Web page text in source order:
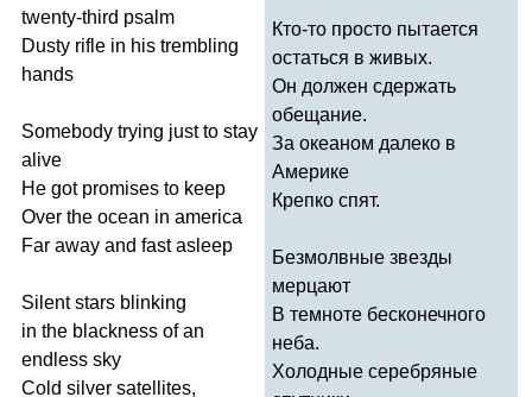
twenty-third psalm
Dusty rifle in his trembling
hands
Somebody trying just to stay
alive
He got promises to keep
Over the ocean in america
Far away and fast asleep
Silent stars blinking
in the blackness of an
endless sky
Cold silver satellites,
Кто-то просто пытается
остаться в живых.
Он должен сдержать
обещание.
За океаном далеко в
Америке
Крепко спят.
Безмолвные звезды
мерцают
В темноте бесконечного
неба.
Холодные серебряные